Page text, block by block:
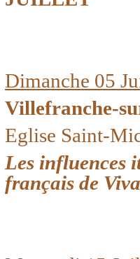
Dimanche 05
Villefranche-
Eglise Saint-
Les influences
français de